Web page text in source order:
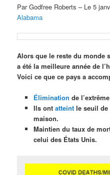
Par Godfree Roberts – Le 5
Alabama
Alors que le reste du monde
a été la meilleure année de
Voici ce que ce pays a
Élimination de
Ils ont atteintle seuil de
maison.
Maintien du taux de
celui des États Unis.